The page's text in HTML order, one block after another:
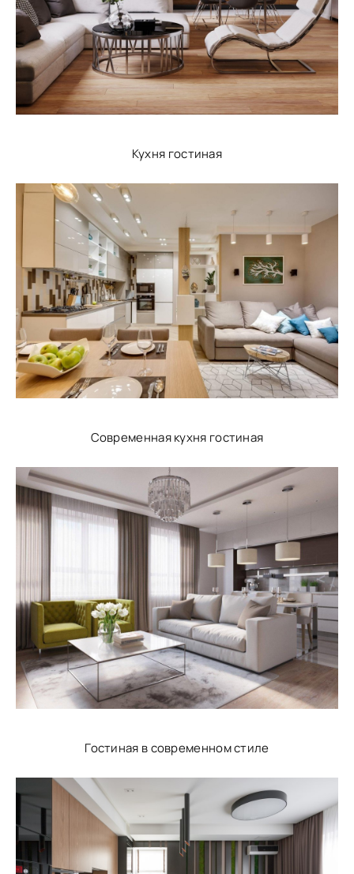
Кухня гостиная
Современная кухня гостиная
Гостиная в современном стиле